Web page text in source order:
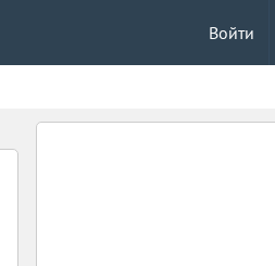
Войти